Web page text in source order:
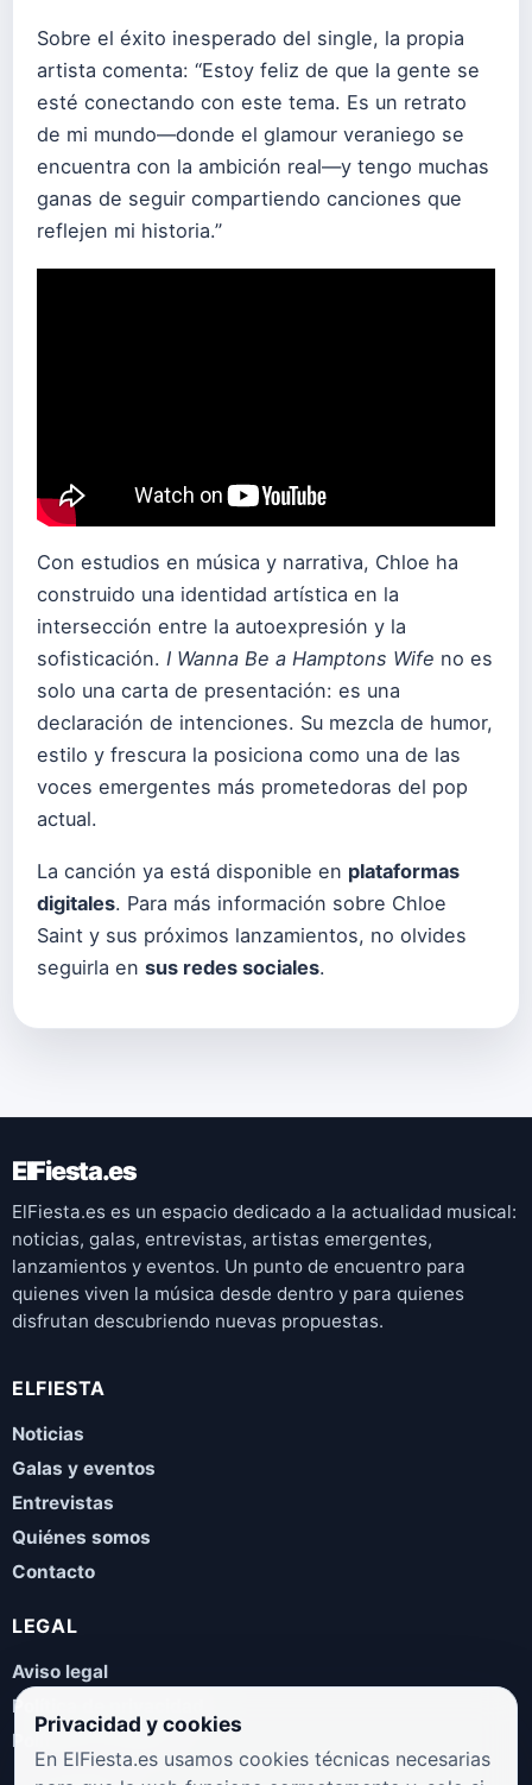
Sobre el éxito inesperado del single, la propia
artista comenta: “Estoy feliz de que la gente se
esté conectando con este tema. Es un retrato
de mi mundo—donde el glamour veraniego se
encuentra con la ambición real—y tengo muchas
ganas de seguir compartiendo canciones que
reflejen mi historia.”
Con estudios en música y narrativa, Chloe ha
construido una identidad artística en la
intersección entre la autoexpresión y la
sofisticación. I Wanna Be a Hamptons Wife no es
solo una carta de presentación: es una
declaración de intenciones. Su mezcla de humor,
estilo y frescura la posiciona como una de las
voces emergentes más prometedoras del pop
actual.
La canción ya está disponible en plataformas
digitales. Para más información sobre Chloe
Saint y sus próximos lanzamientos, no olvides
seguirla en sus redes sociales.
ElFiesta.es
ElFiesta.es es un espacio dedicado a la actualidad musical:
noticias, galas, entrevistas, artistas emergentes,
lanzamientos y eventos. Un punto de encuentro para
quienes viven la música desde dentro y para quienes
disfrutan descubriendo nuevas propuestas.
ELFIESTA
Noticias
Galas y eventos
Entrevistas
Quiénes somos
Contacto
LEGAL
Aviso legal
Política de privacidad
Política de cookies
Privacidad y cookies
En ElFiesta.es usamos cookies técnicas necesarias